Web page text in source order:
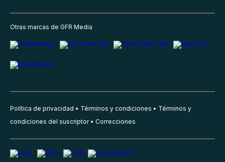
Otras marcas de GFR Media
Política de privacidad Términos y condiciones
Términos y
condiciones del suscriptor
Correcciones